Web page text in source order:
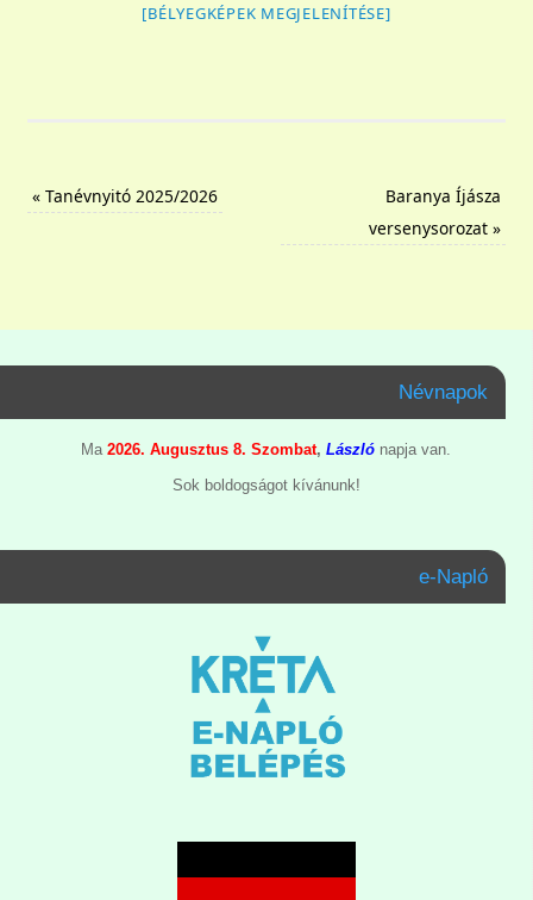
[BÉLYEGKÉPEK MEGJELENÍTÉSE]
«Tanévnyitó 2025/2026
Baranya Íjásza
versenysorozat»
Névnapok
Ma 2026. Augusztus 8. Szombat, László napja van.
Sok boldogságot kívánunk!
e-Napló